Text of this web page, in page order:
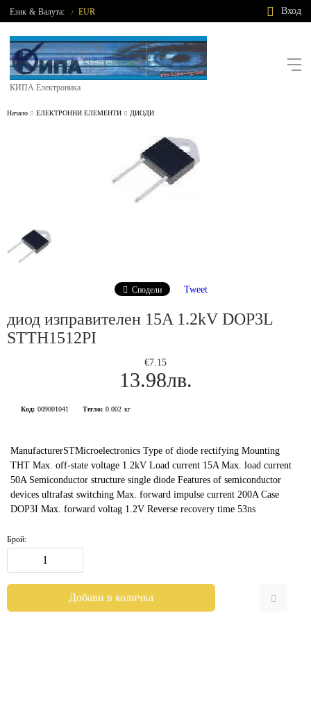
Език & Валута: / EUR Вход
КИПА Електроника
Начало ЕЛЕКТРОННИ ЕЛЕМЕНТИ ДИОДИ
Сподели Tweet
диод изправителен 15A 1.2kV DOP3L
STTH1512PI
€7.15
13.98лв.
Код: 009001041 Тегло: 0.002 кг
ManufacturerSTMicroelectronics Type of diode rectifying Mounting
THT Max. off-state voltage 1.2kV Load current 15A Max. load current
50A Semiconductor structure single diode Features of semiconductor
devices ultrafast switching Max. forward impulse current 200A Case
DOP3I Max. forward voltag 1.2V Reverse recovery time 53ns
Брой: